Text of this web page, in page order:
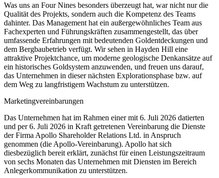
Was uns an Four Nines besonders überzeugt hat, war nicht nur die
Qualität des Projekts, sondern auch die Kompetenz des Teams
dahinter. Das Management hat ein außergewöhnliches Team aus
Fachexperten und Führungskräften zusammengestellt, das über
umfassende Erfahrungen mit bedeutenden Goldentdeckungen und
dem Bergbaubetrieb verfügt. Wir sehen in Hayden Hill eine
attraktive Projektchance, um moderne geologische Denkansätze auf
ein historisches Goldsystem anzuwenden, und freuen uns darauf,
das Unternehmen in dieser nächsten Explorationsphase bzw. auf
dem Weg zu langfristigem Wachstum zu unterstützen.
Marketingvereinbarungen
Das Unternehmen hat im Rahmen einer mit 6. Juli 2026 datierten
und per 6. Juli 2026 in Kraft getretenen Vereinbarung die Dienste
der Firma Apollo Shareholder Relations Ltd. in Anspruch
genommen (die Apollo-Vereinbarung). Apollo hat sich
diesbezüglich bereit erklärt, zunächst für einen Leistungszeitraum
von sechs Monaten das Unternehmen mit Diensten im Bereich
Anlegerkommunikation zu unterstützen.